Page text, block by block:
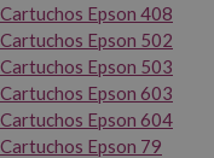
Cartuchos Epson 408
Cartuchos Epson 502
Cartuchos Epson 503
Cartuchos Epson 603
Cartuchos Epson 604
Cartuchos Epson 79